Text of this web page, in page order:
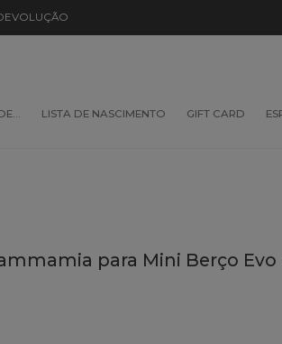
LISTA DE NASCIMENTO GIFT CARD
para Mini Berço Evo